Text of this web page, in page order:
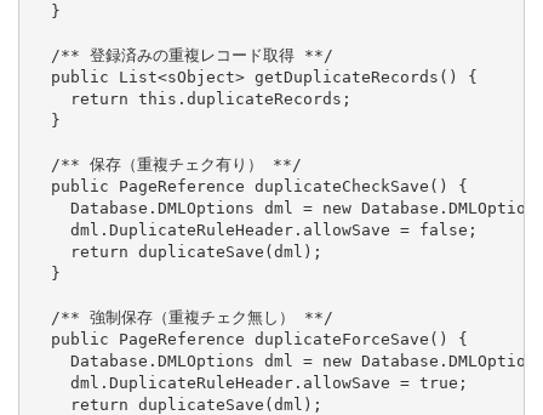
  }
  /** 登録済みの重複レコード取得 **/
  public List<sObject> getDuplicateRecords() {
    return this.duplicateRecords;
  }
  /** 保存（重複チェク有り） **/
  public PageReference duplicateCheckSave() {
Database.DMLOptions dml = new
    dml.DuplicateRuleHeader.allowSave = false;
    return duplicateSave(dml);
  }
  /** 強制保存（重複チェク無し） **/
  public PageReference duplicateForceSave() {
Database.DMLOptions dml = new
    dml.DuplicateRuleHeader.allowSave = true;
    return duplicateSave(dml);